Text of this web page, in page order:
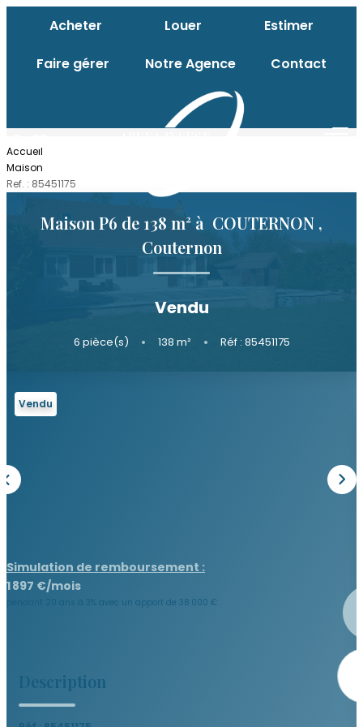
Acheter Louer Estimer
Faire gérer Notre Agence Contact
ACHETER
ESTIMER
FAIRE GÉRER
NOTRE AGENCE
Accueil
Maison
Ref. : 85451175
Maison P6 de 138 m² à COUTERNON ,
Couternon
Vendu
6 pièce(s) • 138 m² • Réf : 85451175
Vendu
Simulation de remboursement :
1 897 €/mois
pendant 20 ans à 3% avec un apport de 38 000 €
Description